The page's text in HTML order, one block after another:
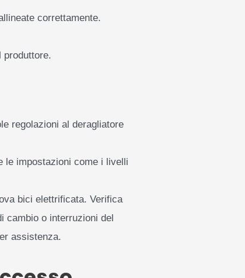
correttamente.
produttore.
regolazioni al deragliatore
le impostazioni come i livelli
bici elettrificata. Verifica
cambio o interruzioni del
assistenza.